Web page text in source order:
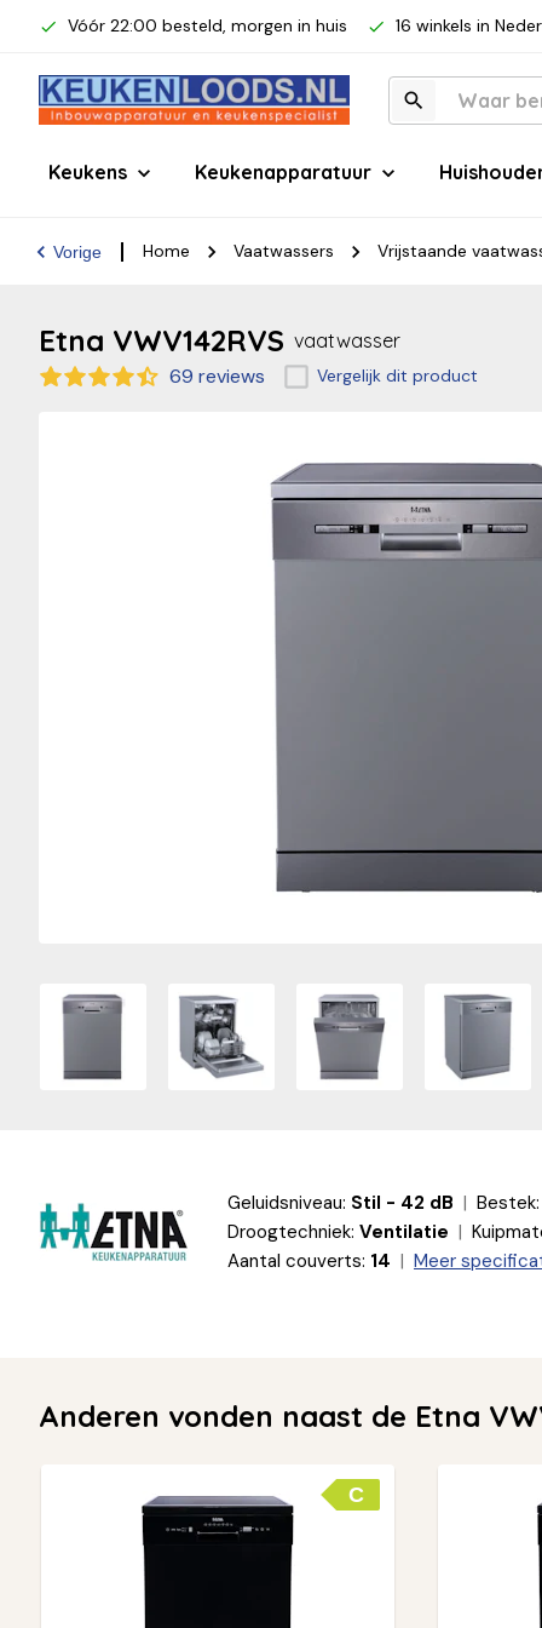
Vóór 22:00 besteld, morgen in huis 16 winkels in
Keukens Keukenapparatuur
Vorige Home Vaatwassers Vrijstaande
Etna VWV142RVS vaatwasser
69 reviews Vergelijk dit product
Geluidsniveau: Stil - 42 dB
Bestek:
Droogtechniek: Ventilatie
Aantal couverts: 14 Meer
Anderen vonden naast de Etna
C